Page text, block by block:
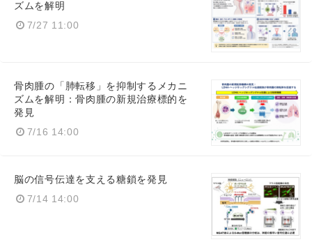
ズムを解明
7/27 11:00
骨肉腫の「肺転移」を抑制するメカニ
ズムを解明：骨肉腫の新規治療標的を
発見
7/16 14:00
脳の信号伝達を支える糖鎖を発見
7/14 14:00